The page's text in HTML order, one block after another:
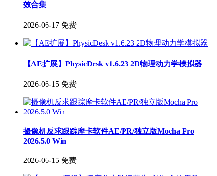
效合集
2026-06-17 免费
【AE扩展】PhysicDesk v1.6.23 2D物理动力学模拟器
2026-06-15 免费
摄像机反求跟踪摩卡软件AE/PR/独立版Mocha Pro
2026.5.0 Win
2026-06-15 免费